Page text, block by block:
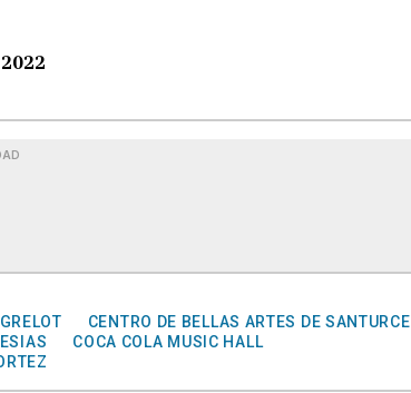
CENTRO DE BELLAS ARTES DE SANTURCE
COCA COLA MUSIC HALL